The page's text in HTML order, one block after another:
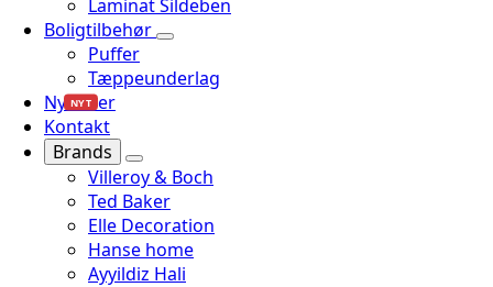
Laminat Sildeben
Boligtilbehør
Puffer
Tæppeunderlag
Nyheder
NYT
Kontakt
Brands
Villeroy & Boch
Ted Baker
Elle Decoration
Hanse home
Ayyildiz Hali